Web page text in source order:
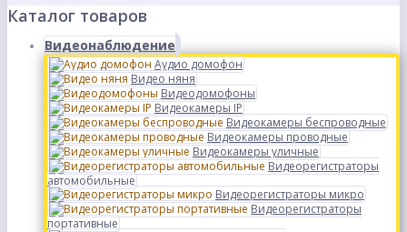
Каталог товаров
Видеонаблюдение
Аудио домофон
Видео няня
Видеодомофоны
Видеокамеры IP
Видеокамеры беспроводные
Видеокамеры проводные
Видеокамеры уличные
Видеорегистраторы
автомобильные
Видеорегистраторы микро
Видеорегистраторы
портативные